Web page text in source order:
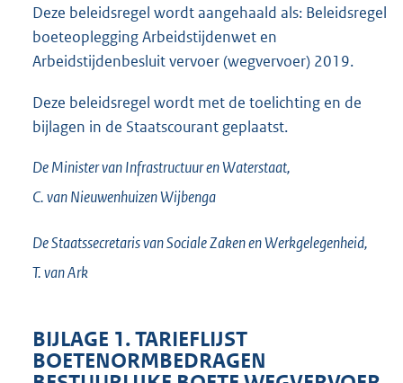
Deze beleidsregel wordt aangehaald als: Beleidsregel
boeteoplegging Arbeidstijdenwet en
Arbeidstijdenbesluit vervoer (wegvervoer) 2019.
Deze beleidsregel wordt met de toelichting en de
bijlagen in de Staatscourant geplaatst.
De Minister van Infrastructuur en Waterstaat,
C. vanNieuwenhuizen Wijbenga
De Staatssecretaris van Sociale Zaken en Werkgelegenheid,
T. vanArk
BIJLAGE 1. TARIEFLIJST
BOETENORMBEDRAGEN